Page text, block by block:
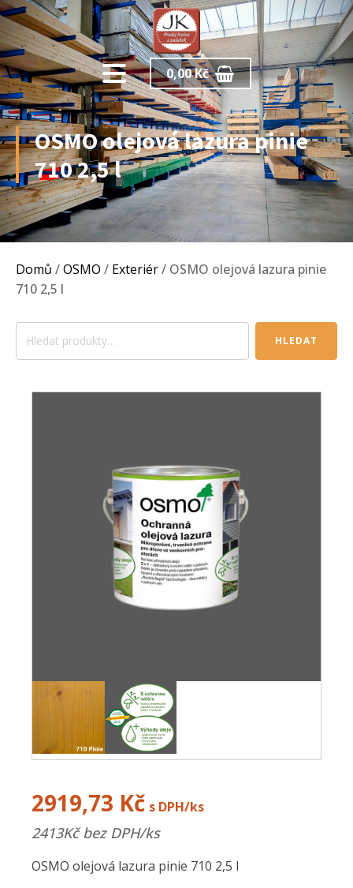
0,00Kč
OSMO olejová lazura pinie
710 2,5 l
Domů /OSMO / Exteriér/ OSMO olejová lazura pinie
710 2,5 l
Hledat: HLEDAT
2919,73 Kč s DPH/ks
2413Kč bez DPH/ks
OSMO olejová lazura pinie 710 2,5 l